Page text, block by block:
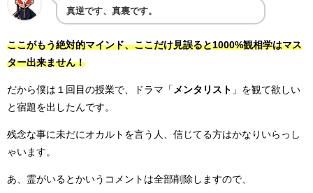
真逆です、真裏です。
ここがもう絶対的マインド、ここだけ見誤ると1000%観相学はマス
ター出来ません！
だから僕は１回目の授業で、ドラマ「 メンタリスト 」を観て欲しい
と宿題を出したんです。
残念な事に未だにオカルトを言う人、信じてる方はかなりいらっし
ゃいます。
あ、霊がいるとかいうコメントは全部削除しますので、